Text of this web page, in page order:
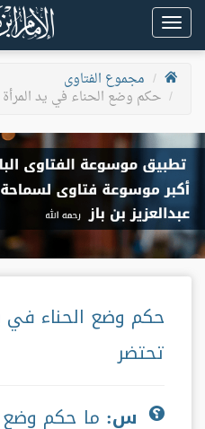
Toggle
navigation
مجموع الفتاوى
حكم وضع الحناء في يد
حكم وضع الحناء في
تحتضر
س: ما حكم وضع